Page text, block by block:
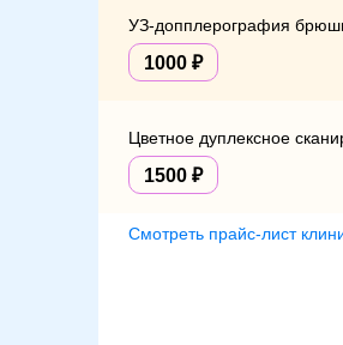
УЗ-допплерография
1000
Цветное дуплексное
1500
Смотреть прайс-лист